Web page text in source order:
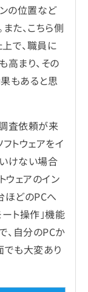
の位置など
た、こちら側
で、職員に
高まり、その
もあると思
査依頼が来
トウェアをイ
けない場合
ウェアのイン
ほどのPCへ
ト操作｣機能
、自分のPCか
でも大変あり